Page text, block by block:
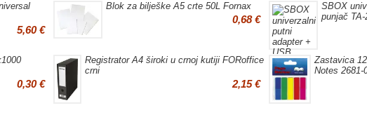
5,60 €
Blok za bilješke A5 crte 50L Fornax
0,68 €
SBOX
punjač TA-
0,30 €
Registrator A4 široki u crnoj kutiji FORoffice
crni
2,15 €
Zastavica
Notes 2681-